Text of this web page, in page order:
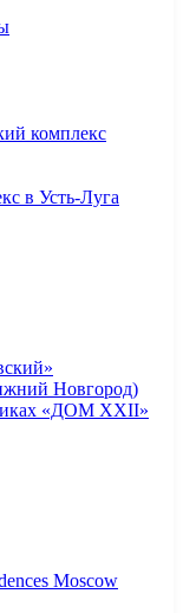
комплекс
в Усть-Луга
Новгород)
«ДОМ XXII»
Moscow